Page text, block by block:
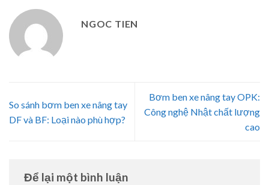
NGOC TIEN
So sánh bơm ben xe nâng tay
DF và BF: Loại nào phù hợp?
Bơm ben xe nâng tay OPK:
Công nghệ Nhật chất lượng
cao
Để lại một bình luận